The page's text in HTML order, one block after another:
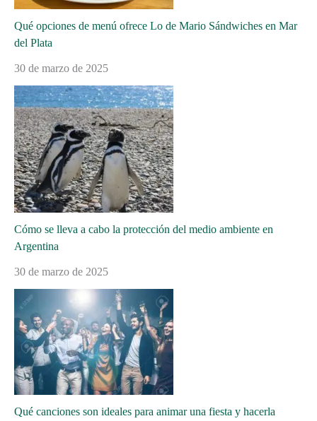
Qué opciones de menú ofrece Lo de Mario Sándwiches en Mar
del Plata
30 de marzo de 2025
Cómo se lleva a cabo la protección del medio ambiente en
Argentina
30 de marzo de 2025
Qué canciones son ideales para animar una fiesta y hacerla